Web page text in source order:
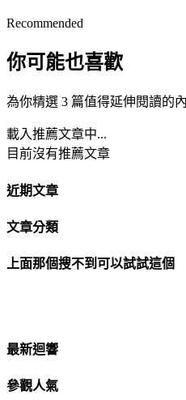
Recommended
你可能也喜歡
為你精選 3 篇值得延伸閱讀的
載入推薦文章中...
目前沒有推薦文章
近期文章
文章分類
上面那個搜不到可以試試這個
最新迴響
參觀人氣